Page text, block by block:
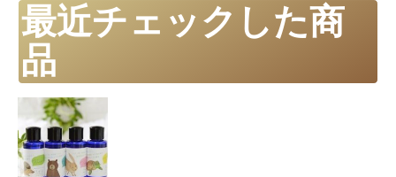
最近チェックした商
品